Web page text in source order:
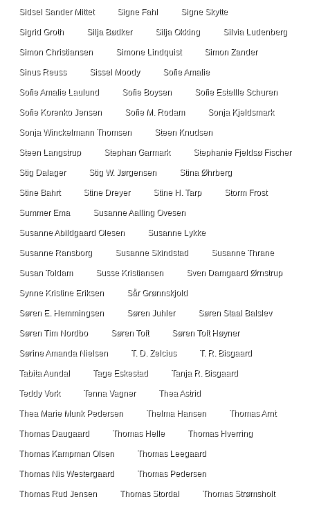
Sidsel Sander Mittet Signe Fahl Signe Skytte
Sigrid Groth Silja Bødker Silja Okking Silvia Ludenberg
Simon Christiansen Simone Lindquist Simon Zander
Sinus Reuss Sissel Moody Sofie Amalie
Sofie Amalie Laulund Sofie Boysen Sofie Estellle Schuren
Sofie Korenko Jensen Sofie M. Rodam Sonja Kjeldsmark
Sonja Winckelmann Thomsen Steen Knudsen
Steen Langstrup Stephan Garmark Stephanie Fjeldsø Fischer
Stig Dalager Stig W. Jørgensen Stina Øhrberg
Stine Bahrt Stine Dreyer Stine H. Tarp Storm Frost
Summer Ema Susanne Aalling Ovesen
Susanne Abildgaard Olesen Susanne Lykke
Susanne Ransborg Susanne Skindstad Susanne Thrane
Susan Toldam Susse Kristiansen Sven Damgaard Ørnstrup
Synne Kristine Eriksen Sår Grønnskjold
Søren E. Hemmingsen Søren Juhler Søren Staal Balslev
Søren Tim Nordbo Søren Toft Søren Toft Høyner
Sørine Amanda Nielsen T. D. Zelcius T. R. Bisgaard
Tabita Aundal Tage Eskestad Tanja R. Bisgaard
Teddy Vork Tenna Vagner Thea Astrid
Thea Marie Munk Pedersen Thelma Hansen Thomas Arnt
Thomas Daugaard Thomas Helle Thomas Hverring
Thomas Kampman Olsen Thomas Leegaard
Thomas Nis Westergaard Thomas Pedersen
Thomas Rud Jensen Thomas Stordal Thomas Strømsholt